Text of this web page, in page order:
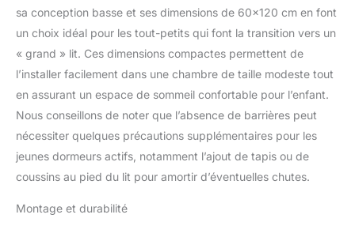
d'enfant. Le cadre de lit
pour lit est fabriqué à la
main en bois de pin et
dans sa couleur
naturelle, ce qui est un
ajout élégant à toute
chambre d'enfant.
Respectueux de
l'environnement et
décoratif à la fois Grâce à
sa conception basse et ses dimensions de 60×120 cm en font
un choix idéal pour les tout-petits qui font la transition vers un
« grand » lit. Ces dimensions compactes permettent de
l’installer facilement dans une chambre de taille modeste tout
en assurant un espace de sommeil confortable pour l’enfant.
Nous conseillons de noter que l’absence de barrières peut
nécessiter quelques précautions supplémentaires pour les
jeunes dormeurs actifs, notamment l’ajout de tapis ou de
coussins au pied du lit pour amortir d’éventuelles chutes.
Montage et durabilité